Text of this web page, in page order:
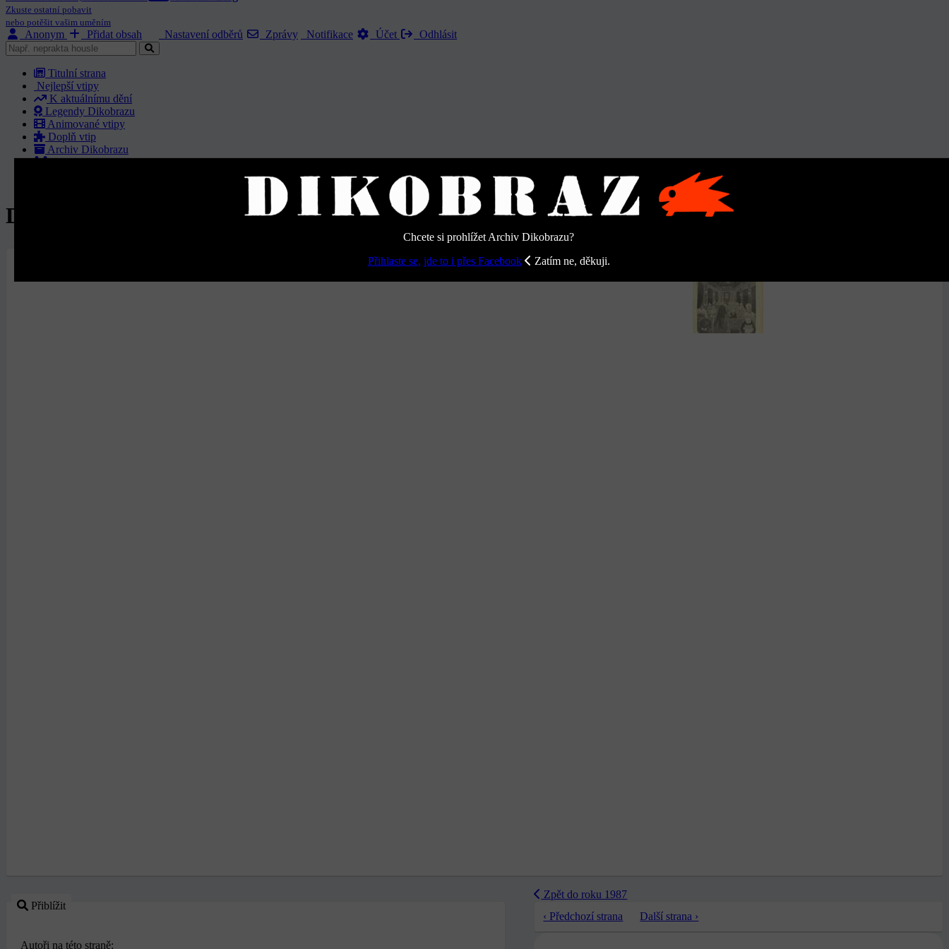
Zkuste ostatní pobavit
nebo potěšit vašim uměním
Anonym Přidat obsah Nastavení odběrů Zprávy Notifikace Účet Odhlásit
Titulní strana
Nejlepší vtipy
K aktuálnímu dění
Legendy Dikobrazu
Animované vtipy
Doplň vtip
Archiv Dikobrazu
Komunita humoru
Chcete si prohlížet Archiv Dikobrazu?
Přihlaste se, jde to i přes Facebook
Zatím ne, děkuji.
Dikobraz ročník 1987 - Číslo 91 - Strana 51
Přiblížit
Autoři na této straně:
Zpět do roku 1987
‹ Předchozí strana
Další strana ›